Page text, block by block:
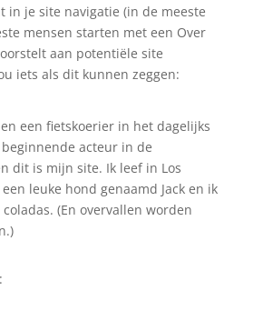
in je site navigatie (in de meeste
mensen starten met een Over
aan potentiële site
iets als dit kunnen zeggen:
een fietskoerier in het dagelijks
acteur in de
dit is mijn site. Ik leef in Los
leuke hond genaamd Jack en ik
(En overvallen worden